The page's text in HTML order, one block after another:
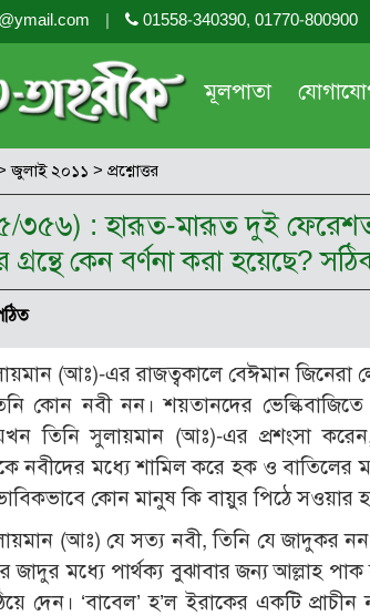
| 01558-340390, 01770-800900
মূলপাতা
জুলাই ২০১১ > প্রশ্নোত্তর
৩৫৬) : হারূত-মারূত দুই
গ্রন্থে কেন বর্ণনা করা হয়েছে?
(আঃ)-এর রাজত্বকালে বেঈমান
কোন নবী নন। শয়তানদের ভেল্কিবাজিতে
তিনি সুলায়মান (আঃ)-এর প্রশংসা
নবীদের মধ্যে শামিল করে হক ও বাতিলের
কোন মানুষ কি বায়ুর পিঠে সওয়ার
(আঃ) যে সত্য নবী, তিনি যে জাদুকর
জাদুর মধ্যে পার্থক্য বুঝাবার জন্য আল্লাহ
দেন। ‘বাবেল’ হ’ল ইরাকের একটি